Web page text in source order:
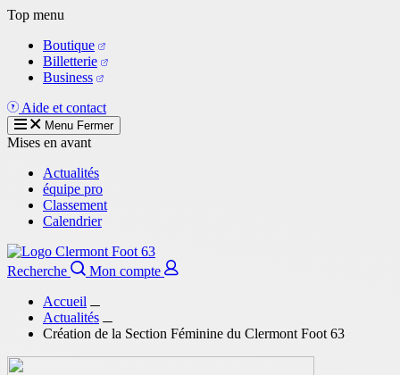
Aller
contenu
principal
Top menu
Boutique
Billetterie
Business
Aide et contact
Menu Fermer
Mises en avant
Actualités
équipe pro
Classement
Calendrier
Recherche
Mon compte
Accueil
Actualités
Création de la Section Féminine du Clermont Foot 63